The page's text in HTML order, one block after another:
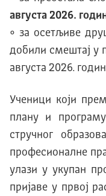
августа 2026.
• за осетљиве
добили смештај у
августа 2026.
Ученици који
плану и
стручног
професионалне
улази у укупан
пријаве у првој